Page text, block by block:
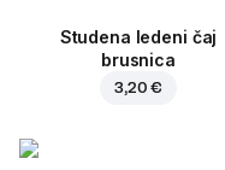
Studena ledeni čaj
brusnica
3,20 €